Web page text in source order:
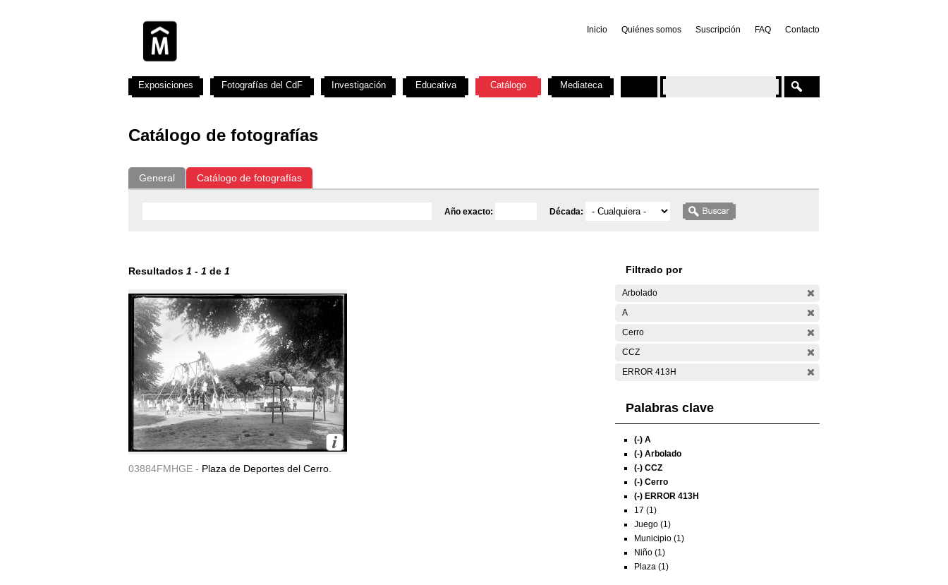
Inicio Quiénes somos Suscripción FAQ Contacto
Catálogo de fotografías
General Catálogo de fotografías
Año exacto: Década:
Resultados 1 - 1 de 1
03884FMHGE - Plaza de Deportes del Cerro.
Filtrado por
Arbolado
A
Cerro
CCZ
ERROR 413H
Palabras clave
(-) A
(-) Arbolado
(-) CCZ
(-) Cerro
(-) ERROR 413H
17 (1)
Juego (1)
Municipio (1)
Niño (1)
Plaza (1)
Exposiciones Fotografías del CdF Investigación Educativa Catálogo Mediateca